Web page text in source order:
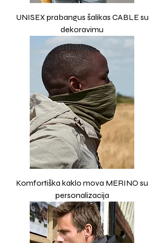
UNISEX prabangus šalikas CABLE su
dekoravimu
Komfortiška kaklo mova MERINO su
personalizacija